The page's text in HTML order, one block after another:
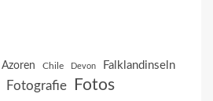
Azoren Chile Devon Falklandinseln
Fotografie Fotos